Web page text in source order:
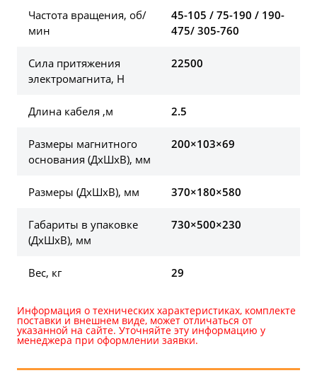
Частота вращения, об/
мин
45-105 / 75-190 / 190-
475/ 305-760
Сила притяжения
электромагнита, Н
22500
Длина кабеля ,м 2.5
Размеры магнитного
основания (ДхШхВ), мм
200×103×69
Размеры (ДхШхВ), мм 370×180×580
Габариты в упаковке
(ДхШхВ), мм
730×500×230
Вес, кг 29
Информация о технических характеристиках, комплекте
поставки и внешнем виде, может отличаться от
указанной на сайте. Уточняйте эту информацию у
менеджера при оформлении заявки.